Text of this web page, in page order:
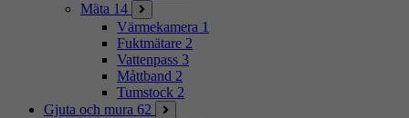
Mäta 14
Värmekamera 1
Fuktmätare 2
Vattenpass 3
Måttband 2
Tumstock 2
Gjuta och mura 62